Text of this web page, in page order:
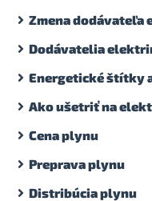
Zmena dodávateľa
Dodávatelia
Energetické štítky
Ako ušetriť na
Cena plynu
Preprava plynu
Distribúcia plynu